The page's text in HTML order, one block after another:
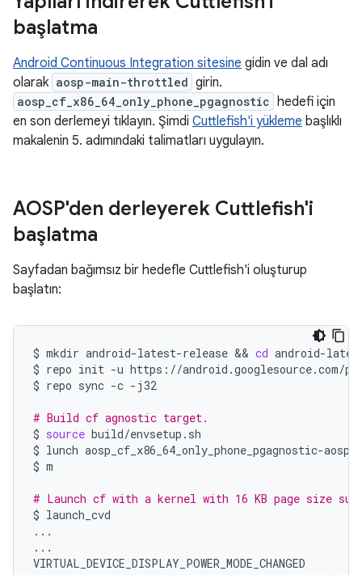
başlatma
Android Continuous Integration sitesine gidin ve dal adı
olarak aosp-main-throttled girin.
aosp_cf_x86_64_only_phone_pgagnostic hedefi için
en son derlemeyi tıklayın. Şimdi Cuttlefish'i yükleme başlıklı
makalenin 5. adımındaki talimatları uygulayın.
AOSP'den derleyerek Cuttlefish'i
başlatma
Sayfadan bağımsız bir hedefle Cuttlefish'i oluşturup
başlatın:
$ mkdir android-latest-release && cd android-
$ repo init -u https://android.googlesource.com/
$ repo sync -c -j32
# Build cf agnostic target.
$ source build/envsetup.sh
$ lunch aosp_cf_x86_64_only_phone_pgagnostic-
$ m
# Launch cf with a kernel with 16 KB page size
$ launch_cvd
...
...
VIRTUAL_DEVICE_DISPLAY_POWER_MODE_CHANGED